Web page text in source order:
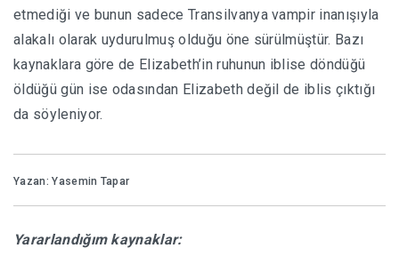
etmediği ve bunun sadece Transilvanya vampir inanışıyla
alakalı olarak uydurulmuş olduğu öne sürülmüştür. Bazı
kaynaklara göre de Elizabeth’in ruhunun iblise döndüğü
öldüğü gün ise odasından Elizabeth değil de iblis çıktığı
da söyleniyor.
Yazan: Yasemin Tapar
Yararlandığım kaynaklar: